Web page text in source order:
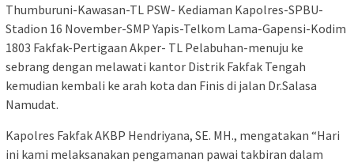
Thumburuni-Kawasan-TL PSW- Kediaman Kapolres-SPBU-
Stadion 16 November-SMP Yapis-Telkom Lama-Gapensi-Kodim
1803 Fakfak-Pertigaan Akper- TL Pelabuhan-menuju ke
sebrang dengan melawati kantor Distrik Fakfak Tengah
kemudian kembali ke arah kota dan Finis di jalan Dr.Salasa
Namudat.
Kapolres Fakfak AKBP Hendriyana, SE. MH., mengatakan “Hari
ini kami melaksanakan pengamanan pawai takbiran dalam